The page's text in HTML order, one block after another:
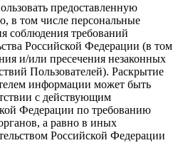
предоставленную
в том числе персональные
соблюдения требований
Российской Федерации (в том
и/или пресечения незаконных
Пользователей). Раскрытие
информации может быть
с действующим
Федерации по требованию
а равно в иных
Российской Федерации